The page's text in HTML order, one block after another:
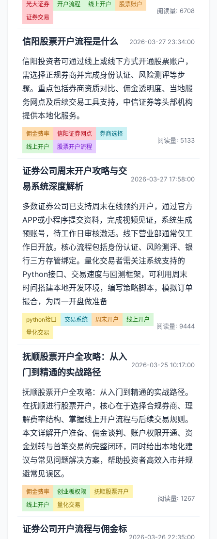
光大证券 开户流程 线上开户
股票账户
证券交易
阅读量: 6708
信阳股票开户流程是什么 2026-03-27 23:34:00
信阳投资者可通过线上或线下方式开通股票账户，
需选择正规券商并完成身份认证、风险测评等步
骤。重点包括券商资质对比、佣金透明度、当地服
务网点及后续交易工具支持，中信证券等头部机构
提供本地化服务。
佣金费率 信阳证券网点
券商选择
线上开户
股票开户流程
阅读量: 5133
证券公司周末开户攻略与交
易系统深度解析
2026-03-27 17:58:00
多数证券公司已支持周末在线预约开户，通过官方
APP或小程序提交资料，完成视频见证，系统生成
预账号，待工作日审核激活。线下营业部通常仅工
作日开放。核心流程包括身份认证、风险测评、银
行三方存管绑定。量化交易者需关注系统支持的
Python接口、交易速度与回测框架，可利用周末
时间搭建本地开发环境，编写策略脚本，模拟订单
撮合，为周一开盘做准备
python接口 交易系统 周末开户
线上开户
量化交易
阅读量: 9444
抚顺股票开户全攻略：从入
门到精通的实战路径
2026-03-25 10:17:00
抚顺股票开户全攻略：从入门到精通的实战路径。
在抚顺进行股票开户，核心在于选择合规券商、理
解费率结构、掌握线上开户流程与后续交易规则。
本文详解开户准备、佣金谈判、账户权限开通、资
金划转与首笔交易的完整闭环，同时给出本地化建
议与常见问题解决方案，帮助投资者高效入市并规
避常见误区。
佣金费率 创业板权限
抚顺股票开户
线上开户
量化交易
阅读量: 1267
证券公司开户流程与佣金标
2026-03-26 22:35:00